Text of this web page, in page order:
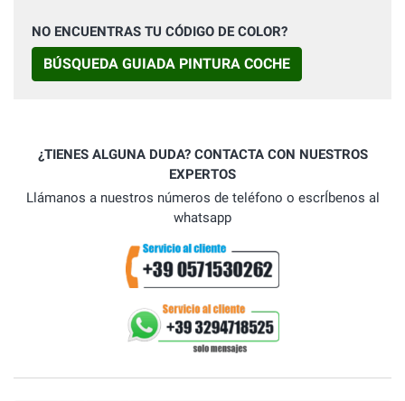
NO ENCUENTRAS TU CÓDIGO DE COLOR?
BÚSQUEDA GUIADA PINTURA COCHE
¿TIENES ALGUNA DUDA? CONTACTA CON NUESTROS
EXPERTOS
Llámanos a nuestros números de teléfono o escrÍbenos al
whatsapp